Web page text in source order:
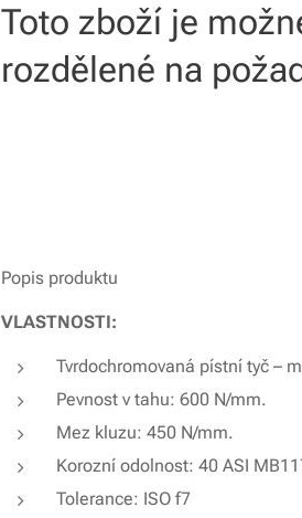
Toto zboží je
rozdělené na
Popis produktu
VLASTNOSTI:
Tvrdochromovaná pístní tyč –
Pevnost v tahu: 600 N/mm.
Mez kluzu: 450 N/mm.
Korozní odolnost: 40 ASI
Tolerance: ISO f7